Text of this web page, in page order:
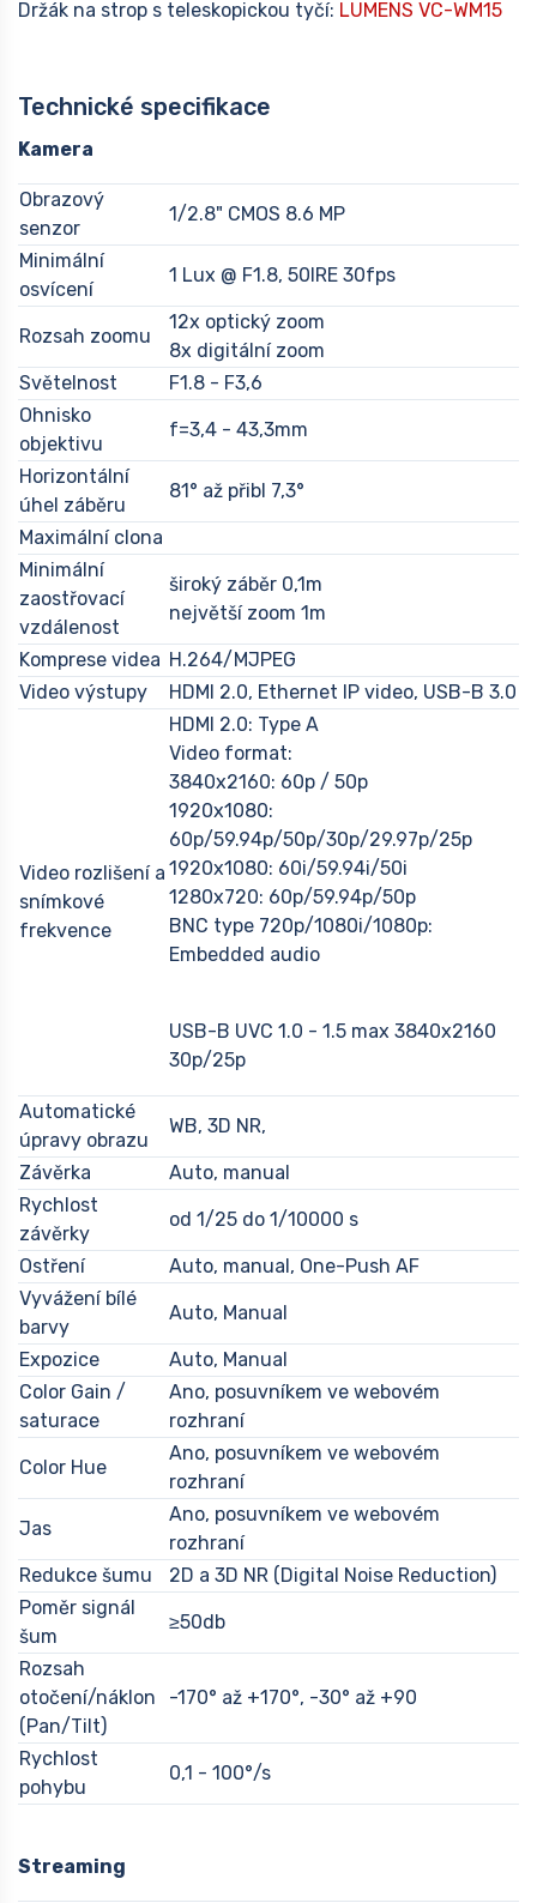
Držák na strop s teleskopickou tyčí: LUMENS VC-WM15
Technické specifikace
Kamera
Obrazový
senzor
1/2.8" CMOS 8.6 MP
Minimální
osvícení
1 Lux @ F1.8, 50IRE 30fps
Rozsah zoomu
12x optický zoom
8x digitální zoom
Světelnost
F1.8 - F3,6
Ohnisko
objektivu
f=3,4 - 43,3mm
Horizontální
úhel záběru
81° až přibl 7,3°
Maximální clona
Minimální
zaostřovací
vzdálenost
široký záběr 0,1m
největší zoom 1m
Komprese videa H.264/MJPEG
Video výstupy
HDMI 2.0, Ethernet IP video, USB-B 3.0
Video rozlišení a
snímkové
frekvence
HDMI 2.0: Type A
Video format:
3840x2160: 60p / 50p
1920x1080:
60p/59.94p/50p/30p/29.97p/25p
1920x1080: 60i/59.94i/50i
1280x720: 60p/59.94p/50p
BNC type 720p/1080i/1080p:
Embedded audio
USB-B UVC 1.0 - 1.5 max 3840x2160
30p/25p
Automatické
úpravy obrazu
WB, 3D NR,
Závěrka
Auto, manual
Rychlost
závěrky
od 1/25 do 1/10000 s
Ostření
Auto, manual, One-Push AF
Vyvážení bílé
barvy
Auto, Manual
Expozice
Auto, Manual
Color Gain /
saturace
Ano, posuvníkem ve webovém
rozhraní
Color Hue
Ano, posuvníkem ve webovém
rozhraní
Jas
Ano, posuvníkem ve webovém
rozhraní
Redukce šumu
2D a 3D NR (Digital Noise Reduction)
Poměr signál
šum
≥50db
Rozsah
otočení/náklon
(Pan/Tilt)
-170° až +170°, -30° až +90
Rychlost
pohybu
0,1 - 100°/s
Streaming